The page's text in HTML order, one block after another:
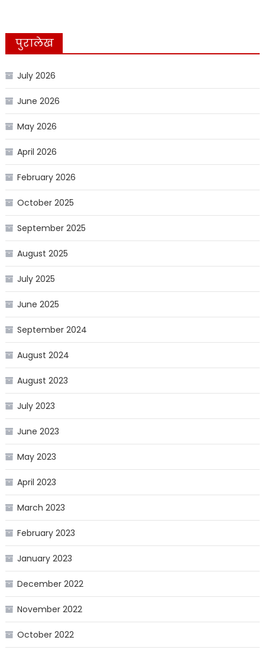
पुरालेख
July 2026
June 2026
May 2026
April 2026
February 2026
October 2025
September 2025
August 2025
July 2025
June 2025
September 2024
August 2024
August 2023
July 2023
June 2023
May 2023
April 2023
March 2023
February 2023
January 2023
December 2022
November 2022
October 2022